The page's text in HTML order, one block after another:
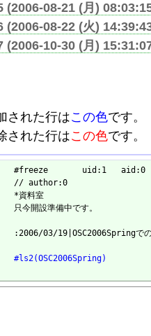
(2006-08-21 (月)
(2006-08-22 (火)
(2006-10-30 (月)
された行はこの色です。
された行はこの色です。
  #freeze	uid:1	aid:0	gid:0
  // author:0
  *資料室
  只今開設準備中です。
:2006/03/19|OSC2006Springでの
  #ls2(OSC2006Spring)